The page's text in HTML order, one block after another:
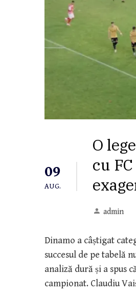
09
AUG.
O
cu
admin
Dinamo a câștigat
succesul de pe tabelă
analiză dură și a spus
campionat. Claudiu